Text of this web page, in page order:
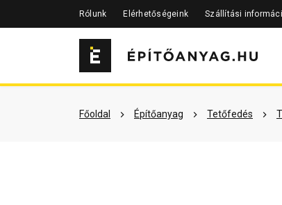
Rólunk Elérhetőségeink Szállítási
Főoldal Építőanyag Tetőfedés
Szükséged lehet rá